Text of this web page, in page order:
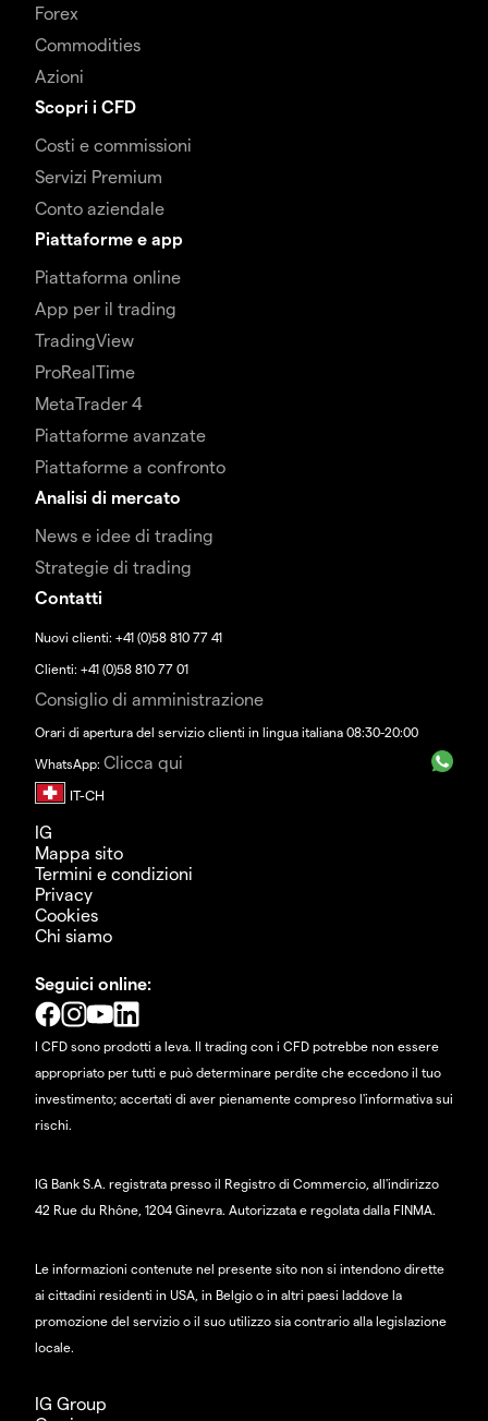
Forex
Commodities
Azioni
Scopri i CFD
Costi e commissioni
Servizi Premium
Conto aziendale
Piattaforme e app
Piattaforma online
App per il trading
TradingView
ProRealTime
MetaTrader 4
Piattaforme avanzate
Piattaforme a confronto
Analisi di mercato
News e idee di trading
Strategie di trading
Contatti
Nuovi clienti: +41 (0)58 810 77 41
Clienti: +41 (0)58 810 77 01
Consiglio di amministrazione
Orari di apertura del servizio clienti in lingua italiana 08:30-20:00
WhatsApp: Clicca qui
IG
Mappa sito
Termini e condizioni
Privacy
Cookies
Chi siamo
Seguici online:
I CFD sono prodotti a leva. Il trading con i CFD potrebbe non essere
appropriato per tutti e può determinare perdite che eccedono il tuo
investimento; accertati di aver pienamente compreso l'informativa sui
rischi.
IG Bank S.A. registrata presso il Registro di Commercio, all'indirizzo
42 Rue du Rhône, 1204 Ginevra. Autorizzata e regolata dalla FINMA.
Le informazioni contenute nel presente sito non si intendono dirette
ai cittadini residenti in USA, in Belgio o in altri paesi laddove la
promozione del servizio o il suo utilizzo sia contrario alla legislazione
locale.
IG Group